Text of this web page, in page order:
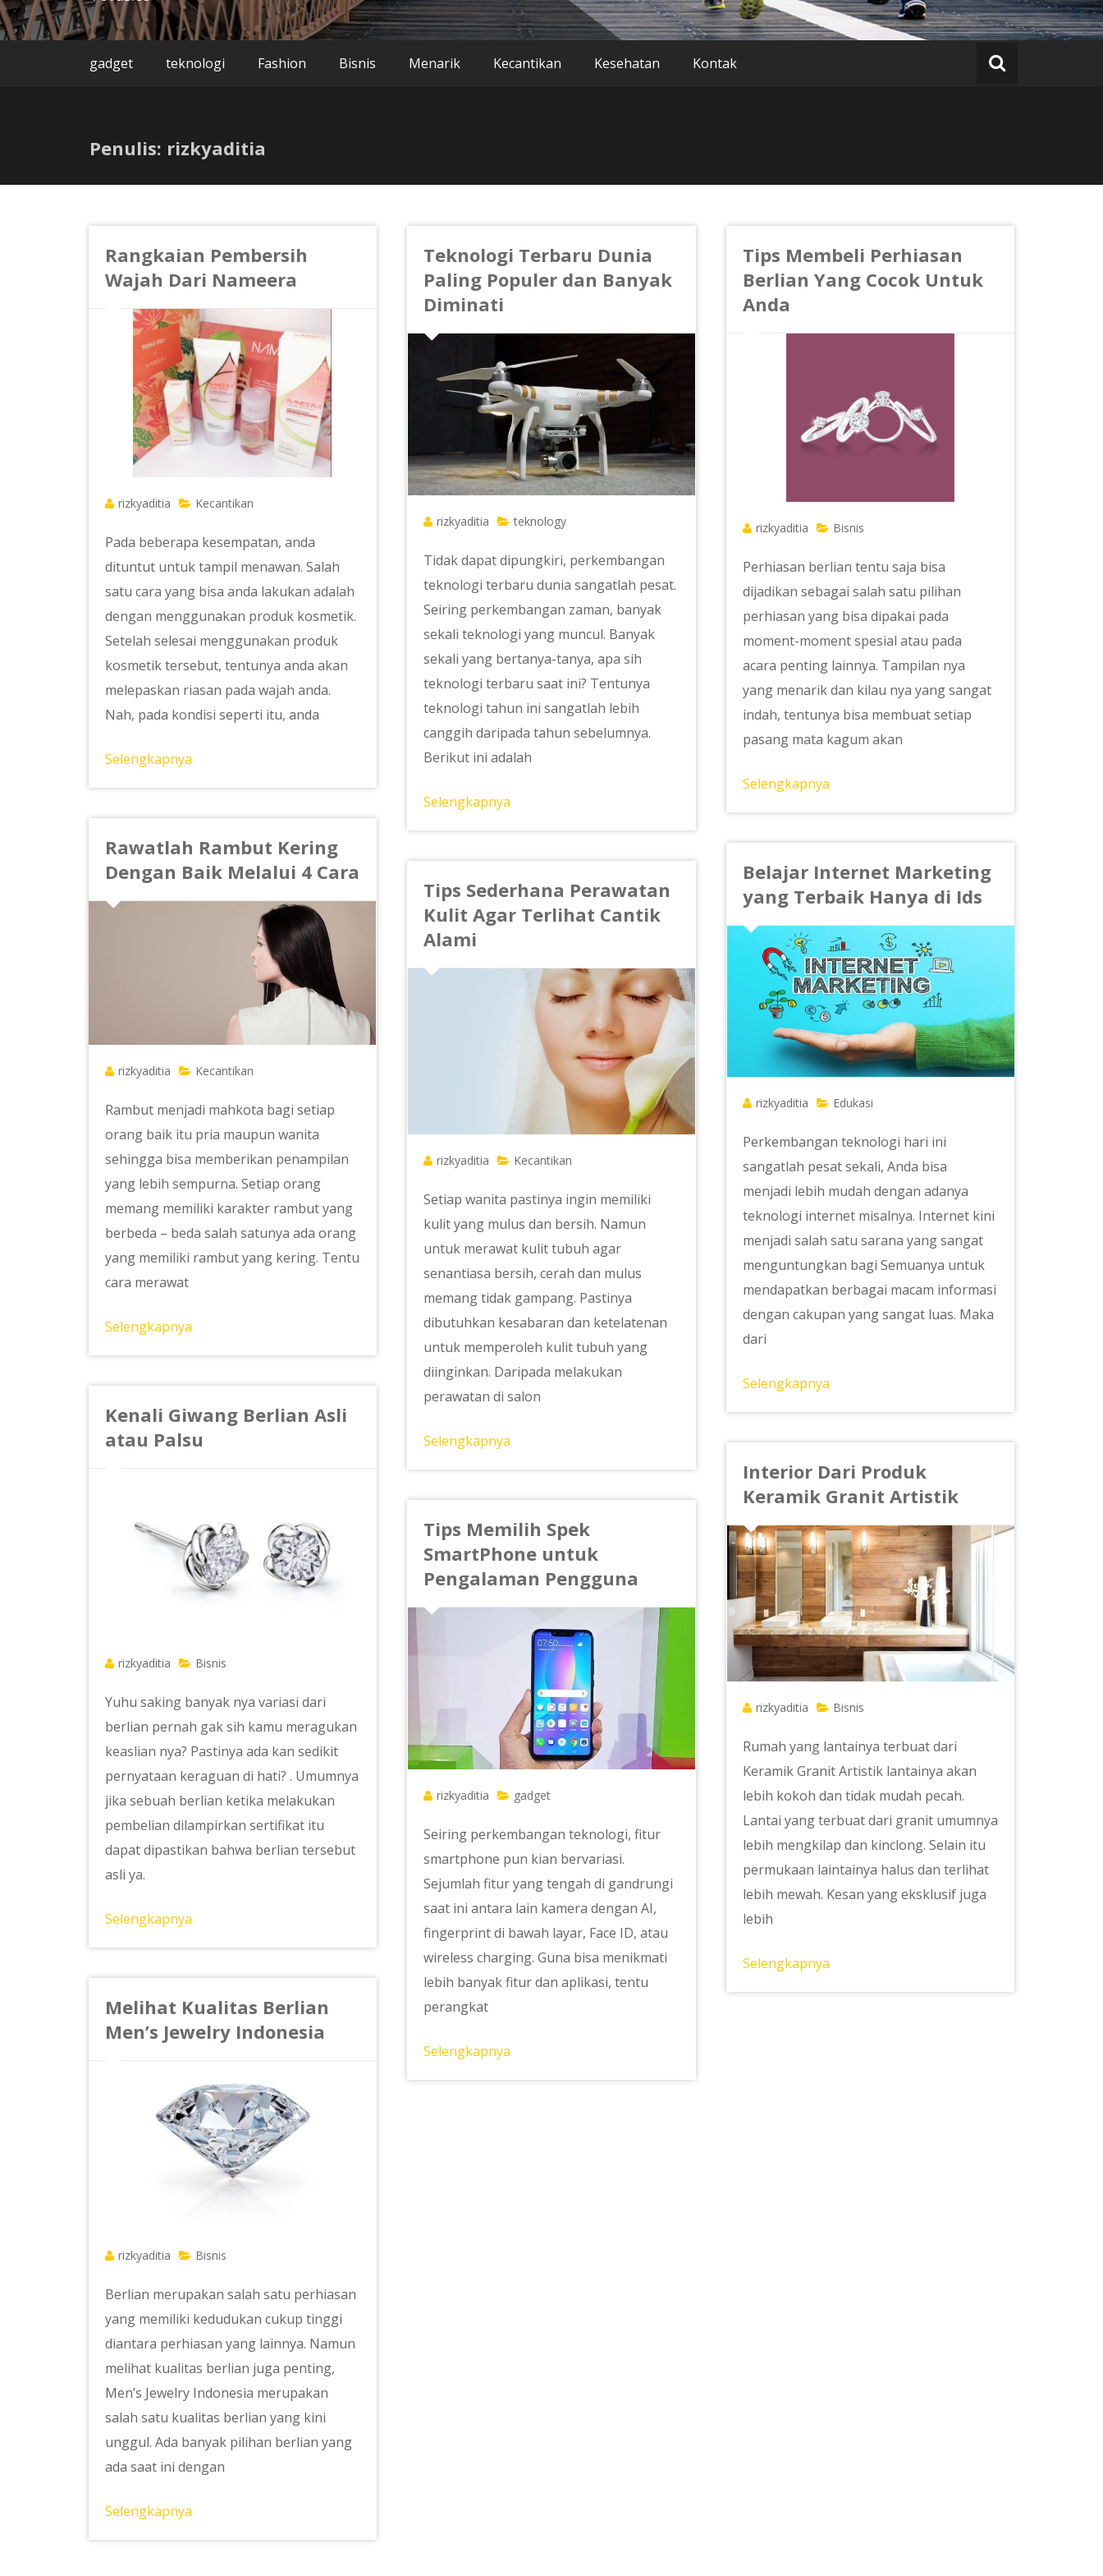
gadget teknologi Fashion Bisnis Menarik Kecantikan Kesehatan Kontak
Penulis: rizkyaditia
Rangkaian Pembersih
Wajah Dari Nameera
rizkyaditia Kecantikan
Pada beberapa kesempatan, anda
dituntut untuk tampil menawan. Salah
satu cara yang bisa anda lakukan adalah
dengan menggunakan produk kosmetik.
Setelah selesai menggunakan produk
kosmetik tersebut, tentunya anda akan
melepaskan riasan pada wajah anda.
Nah, pada kondisi seperti itu, anda
Selengkapnya
Teknologi Terbaru Dunia
Paling Populer dan Banyak
Diminati
rizkyaditia teknology
Tidak dapat dipungkiri, perkembangan
teknologi terbaru dunia sangatlah pesat.
Seiring perkembangan zaman, banyak
sekali teknologi yang muncul. Banyak
sekali yang bertanya-tanya, apa sih
teknologi terbaru saat ini? Tentunya
teknologi tahun ini sangatlah lebih
canggih daripada tahun sebelumnya.
Berikut ini adalah
Selengkapnya
Tips Membeli Perhiasan
Berlian Yang Cocok Untuk
Anda
rizkyaditia Bisnis
Perhiasan berlian tentu saja bisa
dijadikan sebagai salah satu pilihan
perhiasan yang bisa dipakai pada
moment-moment spesial atau pada
acara penting lainnya. Tampilan nya
yang menarik dan kilau nya yang sangat
indah, tentunya bisa membuat setiap
pasang mata kagum akan
Selengkapnya
Rawatlah Rambut Kering
Dengan Baik Melalui 4 Cara
rizkyaditia Kecantikan
Rambut menjadi mahkota bagi setiap
orang baik itu pria maupun wanita
sehingga bisa memberikan penampilan
yang lebih sempurna. Setiap orang
memang memiliki karakter rambut yang
berbeda – beda salah satunya ada orang
yang memiliki rambut yang kering. Tentu
cara merawat
Selengkapnya
Belajar Internet Marketing
yang Terbaik Hanya di Ids
rizkyaditia Edukasi
Perkembangan teknologi hari ini
sangatlah pesat sekali, Anda bisa
menjadi lebih mudah dengan adanya
teknologi internet misalnya. Internet kini
menjadi salah satu sarana yang sangat
menguntungkan bagi Semuanya untuk
mendapatkan berbagai macam informasi
dengan cakupan yang sangat luas. Maka
dari
Selengkapnya
Tips Sederhana Perawatan
Kulit Agar Terlihat Cantik
Alami
rizkyaditia Kecantikan
Setiap wanita pastinya ingin memiliki
kulit yang mulus dan bersih. Namun
untuk merawat kulit tubuh agar
senantiasa bersih, cerah dan mulus
memang tidak gampang. Pastinya
dibutuhkan kesabaran dan ketelatenan
untuk memperoleh kulit tubuh yang
diinginkan. Daripada melakukan
perawatan di salon
Selengkapnya
Kenali Giwang Berlian Asli
atau Palsu
rizkyaditia Bisnis
Yuhu saking banyak nya variasi dari
berlian pernah gak sih kamu meragukan
keaslian nya? Pastinya ada kan sedikit
pernyataan keraguan di hati? . Umumnya
jika sebuah berlian ketika melakukan
pembelian dilampirkan sertifikat itu
dapat dipastikan bahwa berlian tersebut
asli ya.
Selengkapnya
Interior Dari Produk
Keramik Granit Artistik
rizkyaditia Bisnis
Rumah yang lantainya terbuat dari
Keramik Granit Artistik lantainya akan
lebih kokoh dan tidak mudah pecah.
Lantai yang terbuat dari granit umumnya
lebih mengkilap dan kinclong. Selain itu
permukaan laintainya halus dan terlihat
lebih mewah. Kesan yang eksklusif juga
lebih
Selengkapnya
Tips Memilih Spek
SmartPhone untuk
Pengalaman Pengguna
rizkyaditia gadget
Seiring perkembangan teknologi, fitur
smartphone pun kian bervariasi.
Sejumlah fitur yang tengah di gandrungi
saat ini antara lain kamera dengan AI,
fingerprint di bawah layar, Face ID, atau
wireless charging. Guna bisa menikmati
lebih banyak fitur dan aplikasi, tentu
perangkat
Selengkapnya
Melihat Kualitas Berlian
Men’s Jewelry Indonesia
rizkyaditia Bisnis
Berlian merupakan salah satu perhiasan
yang memiliki kedudukan cukup tinggi
diantara perhiasan yang lainnya. Namun
melihat kualitas berlian juga penting,
Men’s Jewelry Indonesia merupakan
salah satu kualitas berlian yang kini
unggul. Ada banyak pilihan berlian yang
ada saat ini dengan
Selengkapnya